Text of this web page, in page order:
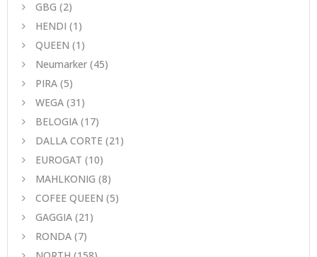
GBG (2)
HENDI (1)
QUEEN (1)
Neumarker (45)
PIRA (5)
WEGA (31)
BELOGIA (17)
DALLA CORTE (21)
EUROGAT (10)
MAHLKONIG (8)
COFEE QUEEN (5)
GAGGIA (21)
RONDA (7)